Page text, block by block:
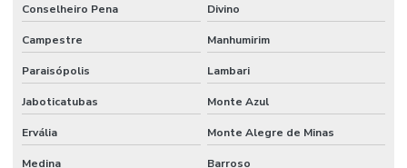
Terminal Fêmea Hidráulico
Terminal Fêmea Jic 37 Graus
Terminal Fêmea Unf Jic 37 Graus
Conselheiro Pena Divino
Campestre Manhumirim
Paraisópolis Lambari
Jaboticatubas Monte Azul
Ervália Monte Alegre de Minas
Medina Barroso